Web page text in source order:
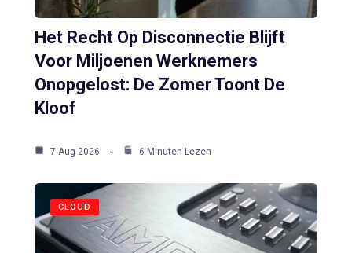
Het Recht Op Disconnectie Blijft
Voor Miljoenen Werknemers
Onopgelost: De Zomer Toont De
Kloof
7 Aug 2026 6 Minuten Lezen
CLOUD